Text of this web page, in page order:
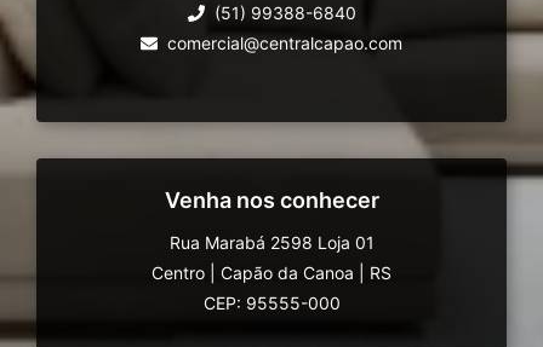
(51) 99388-6840
comercial@centralcapao.com
Venha nos conhecer
Rua Marabá 2598 Loja 01
Centro
Capão da Canoa
RS
CEP: 95555-000